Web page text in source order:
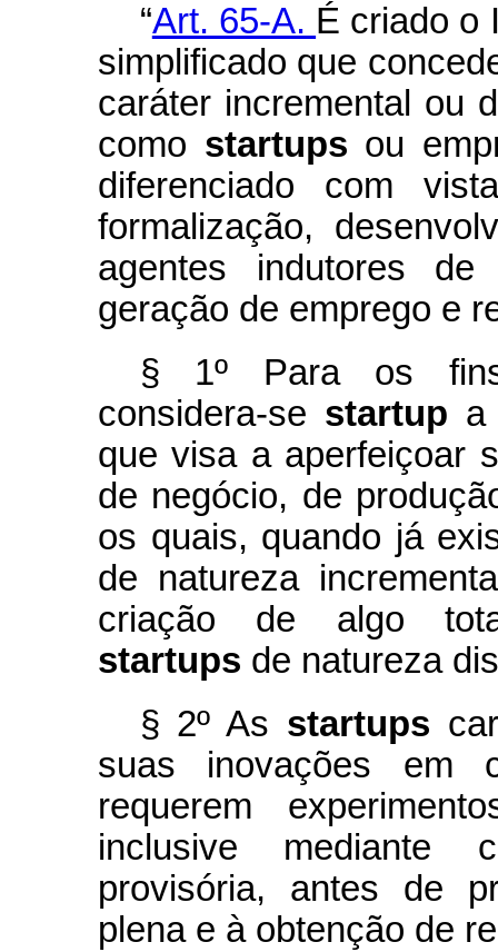
“Art. 65-A. É criado o
simplificado que
caráter incremental ou
como startups ou
diferenciado com
formalização,
agentes indutores
geração de emprego e
§ 1º Para os fins
considera-se startup a
que visa a aperfeiçoar
de negócio, de
os quais, quando já
de natureza
criação de algo
startups de natureza
§ 2º As startups
suas inovações em
requerem
inclusive mediante
provisória, antes de
plena e à obtenção de